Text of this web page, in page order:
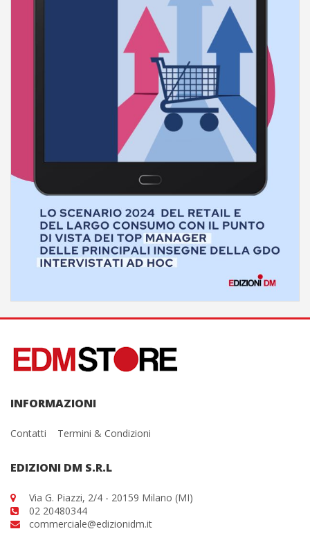
INFORMAZIONI
Contatti Termini & Condizioni
EDIZIONI DM S.R.L
Via G. Piazzi, 2/4 - 20159 Milano (MI)
02 20480344
commerciale@edizionidm.it